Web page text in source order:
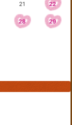
21 22
28 29